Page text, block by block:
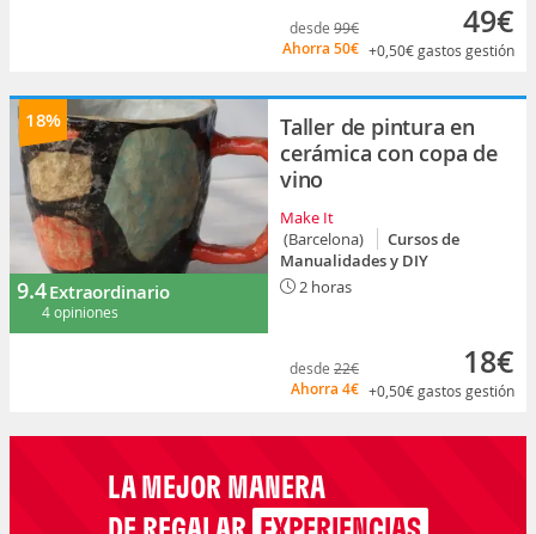
desde 99€
Ahorra 50€
49€
+0,50€gastos gestión
18%
9.4Extraordinario
4 opiniones
Taller de pintura en
cerámica con copa de
vino
Make It
(Barcelona)
Cursos de
Manualidades y DIY
2 horas
desde 22€
Ahorra 4€
18€
+0,50€gastos gestión
LA MEJOR MANERA